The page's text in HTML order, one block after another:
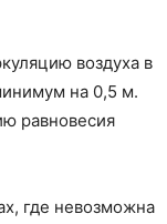
воздуха в
на 0,5 м.
равновесия
где невозможна